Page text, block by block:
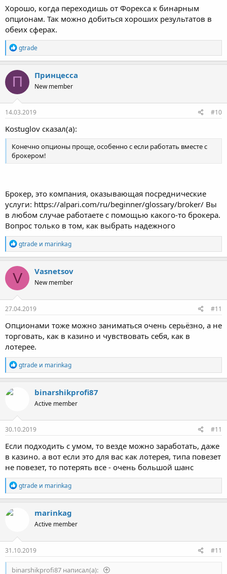
Хорошо, когда переходишь от Форекса к бинарным
опционам. Так можно добиться хороших результатов в
обеих сферах.
Р
е
а
к
ц
и
и
:
gtrade
П Пpинцecca
New member
14.03.2019 #10
Kostuglov сказал(а):
Конечно опционы проще, особенно с если работать вместе с
брокером!
Брокер, это компания, оказывающая посреднические
услуги: https://alpari.com/ru/beginner/glossary/broker/ Вы
в любом случае работаете с помощью какого-то брокера.
Вопрос только в том, как выбрать надежного
Р
е
а
к
ц
и
и
:
gtrade и marinkag
V Vasnetsov
New member
27.04.2019 #11
Опционами тоже можно заниматься очень серьёзно, а не
торговать, как в казино и чувствовать себя, как в
лотерее.
Р
е
а
:
gtrade и marinkag
binarshikprofi87
Active member
30.10.2019 #11
Если подходить с умом, то везде можно заработать, даже
в казино. а вот если это для вас как лотерея, типа повезет
не повезет, то потерять все - очень большой шанс
Р
е
а
:
gtrade и marinkag
marinkag
Active member
31.10.2019 #11
binarshikprofi87 написал(а):